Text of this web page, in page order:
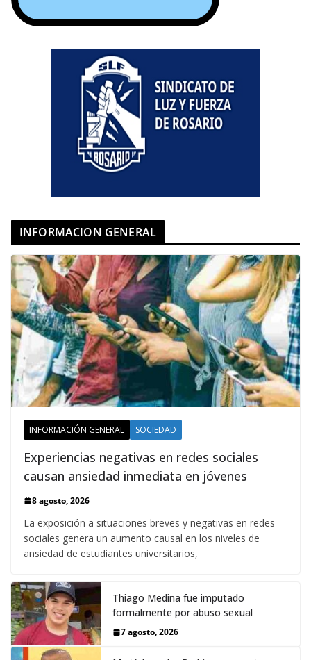
INFORMACION GENERAL
INFORMACIÓN GENERAL SOCIEDAD
Experiencias negativas en redes sociales
causan ansiedad inmediata en jóvenes
8 agosto, 2026
La exposición a situaciones breves y negativas en redes
sociales genera un aumento causal en los niveles de
ansiedad de estudiantes universitarios,
Thiago Medina fue imputado
formalmente por abuso sexual
7 agosto, 2026